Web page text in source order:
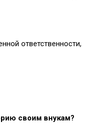
ответственности,
своим внукам?